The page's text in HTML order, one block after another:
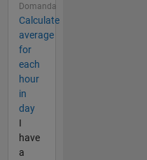
Domanda
Calculate
average
for
each
hour
in
day
I
have
a